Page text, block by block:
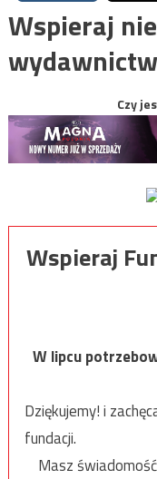
Wspieraj
Czy
Wspieraj
W lipcu
Dziękujemy! i
fundacji.
Masz